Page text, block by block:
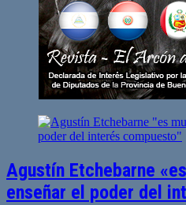
Agustín Etchebarne
enseñar el poder del